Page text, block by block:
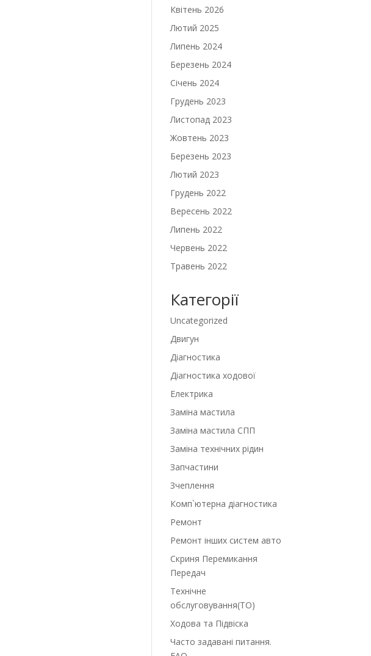
Квітень 2026
Лютий 2025
Липень 2024
Березень 2024
Січень 2024
Грудень 2023
Листопад 2023
Жовтень 2023
Березень 2023
Лютий 2023
Грудень 2022
Вересень 2022
Липень 2022
Червень 2022
Травень 2022
Категорії
Uncategorized
Двигун
Діагностика
Діагностика ходової
Електрика
Заміна мастила
Заміна мастила СПП
Заміна технічних рідин
Запчастини
Зчеплення
Комп`ютерна діагностика
Ремонт
Ремонт інших систем авто
Скриня Перемикання
Передач
Технічне
обслуговування(ТО)
Ходова та Підвіска
Часто задавані питання.